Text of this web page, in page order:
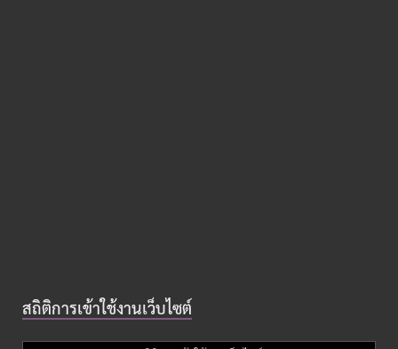
สถิติการเข้าใช้งานเว็บไซต์